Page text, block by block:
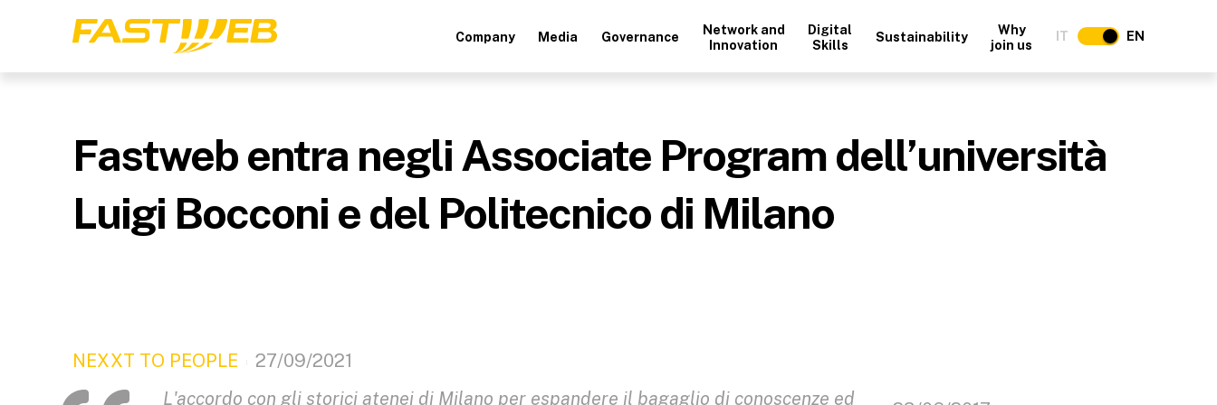
Company Media Governance
Network and
Innovation
Digital
Skills
Sustainability
Why
join us
IT EN
Fastweb entra negli Associate Program dell’università
Luigi Bocconi e del Politecnico di Milano
NEXXT TO PEOPLE
27/09/2021
L'accordo con gli storici atenei di Milano per espandere il bagaglio di conoscenze ed